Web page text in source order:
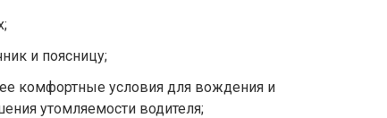
и поясницу;
комфортные условия для вождения и
утомляемости водителя;